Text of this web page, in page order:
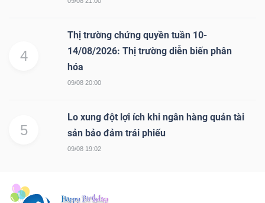
4
Thị trường chứng quyền tuần 10-
14/08/2026: Thị trường diễn biến phân
hóa
09/08 20:00
5
Lo xung đột lợi ích khi ngân hàng quản tài
sản bảo đảm trái phiếu
09/08 19:02